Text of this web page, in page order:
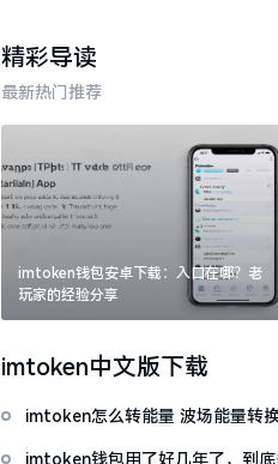
精彩导读
最新热门推荐
imtoken钱包安卓下载：入口在哪？老
玩家的经验分享
imtoken中文版下载
imtoken怎么转能量 波场能量转
imtoken钱包用了好几年了，到底